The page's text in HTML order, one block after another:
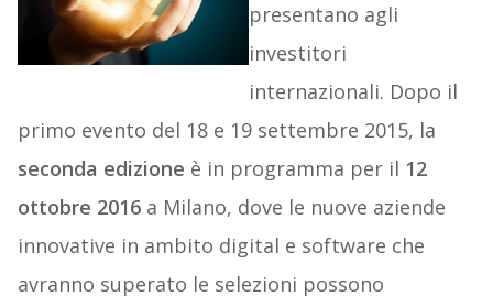
presentano agli
investitori
internazionali. Dopo il
primo evento del 18 e 19 settembre 2015, la
seconda edizione è in programma per il 12
ottobre 2016a Milano, dove le nuove aziende
innovative in ambito digital e software che
avranno superato le selezioni possono